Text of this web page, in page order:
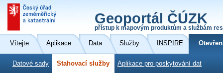
Geoportál ČÚZK
přístup k mapovým produktům a službám
Vítejte Aplikace Data Služby INSPIRE
Datové sady Stahovací služby Aplikace pro poskytování dat